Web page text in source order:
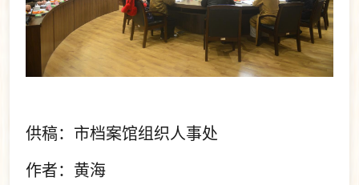
供稿：市档案馆组织人事处
作者：黄海